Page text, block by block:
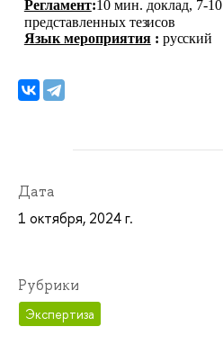
Регламент:10 мин. доклад, 7-10
представленных тезисов
Язык мероприятия : русский
Дата
1 октября, 2024 г.
Рубрики
Экспертиза